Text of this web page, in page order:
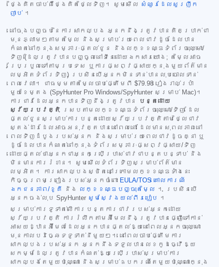
ថ្ងៃគិតចាប់ពីថ្ងៃគិតថ្លៃទិញ។ សូមមើល សំណួរដែលសួរញឹក
ញាប់ ។
នៅចុងបញ្ចប់នៃការសាកល្បង អ្នកនឹងត្រូវបានគិតប្រាក់ជា
មុនភ្លាមៗតាមតម្លៃ និងសម្រាប់រយៈពេលជាវដូចដែលបាន
កំណត់នៅក្នុងសម្ភារៈផ្តល់ជូន និងលក្ខខណ្ឌទំព័រចុះឈ្មោះ/
ទិញ (ដែលត្រូវបានបញ្ចូលនៅទីនេះដោយឯកសារយោង; តម្លៃអាច
ប្រែប្រួលទៅតាមប្រទេស ឬការផ្សព្វផ្សាយក្នុងមួយព័ត៌មាន
លម្អិតទំព័រទិញ) ប្រសិនបើអ្នកមិនទាន់បានលុបចោលទាន់
ពេលវេលា។ ជាធម្មតាតម្លៃចាប់ផ្តើមពី $79.98 រៀងរាល់ប្រាំ
មួយខែម្តង (SpyHunter Pro Windows/SpyHunter សម្រាប់ Mac)។
ការជាវដែលអ្នកបានទិញនឹងត្រូវបាន
បន្តដោយ
ស្វ័យប្រវត្តិ ស្របតាមលក្ខខណ្ឌទំព័រចុះឈ្មោះ/ទិញ ដែល
ផ្តល់ជូនសម្រាប់ការបន្តដោយស្វ័យប្រវត្តិតាមថ្លៃជាវ
ស្តង់ដារដែលអាចអនុវត្តបាននៅពេលនោះ ដែលមានសុពលភាពនៅ
ពេលទិញដំបូងរបស់អ្នក និងសម្រាប់រយៈពេលជាវដូចគ្នា ឬ
ដូចដែលបានកំណត់នៅក្នុងទំព័រសម្ភារៈផ្សព្វផ្សាយ/ទិញ
ដោយផ្តល់ថាអ្នកជាអ្នកប្រើប្រាស់ជាវជាបន្តបន្ទាប់ និង
មិនមានការរំខាន។ សូមមើលទំព័រទិញសម្រាប់ព័ត៌មាន
លម្អិត។ ការសាកល្បងស្ថិតនៅក្រោមលក្ខខណ្ឌទាំងនេះ
កិច្ចព្រមព្រៀងរបស់អ្នកចំពោះ EULA/TOS គោលការណ៍
ឯកជនភាព/ខូគី
និង លក្ខខណ្ឌបញ្ចុះតម្លៃ ។ ប្រសិនបើ
អ្នកចង់លុប SpyHunter សូមស្វែងយល់ពីរបៀប ។
សម្រាប់ការទូទាត់លើការបន្តការជាវរបស់អ្នកដោយ
ស្វ័យប្រវត្តិ ការរំលឹកតាមអ៊ីមែលនឹងត្រូវបានផ្ញើទៅកាន់
អាសយដ្ឋានអ៊ីមែលដែលអ្នកបានផ្តល់ឱ្យនៅពេលអ្នកចុះឈ្មោះ
មុនកាលបរិច្ឆេទទូទាត់នីមួយៗ។ នៅពេលចាប់ផ្តើមការ
សាកល្បងរបស់អ្នក អ្នកនឹងទទួលបានលេខកូដធ្វើឱ្យ
សកម្មដែលត្រូវបានកំណត់ឱ្យប្រើប្រាស់សម្រាប់ការ
សាកល្បងតែមួយប៉ុណ្ណោះ និងសម្រាប់ឧបករណ៍តែមួយប៉ុណ្ណោះក្នុង